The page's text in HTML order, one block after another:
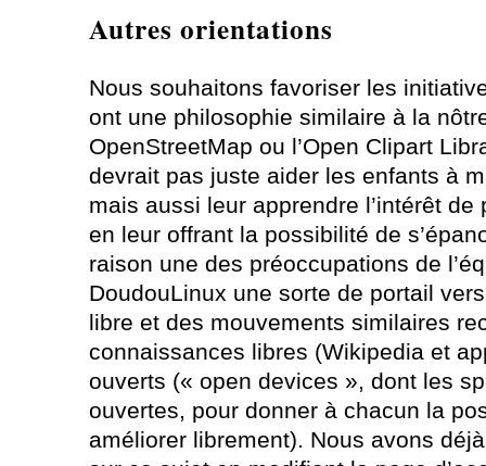
Autres orientations
Nous souhaitons favoriser les
ont une philosophie similaire à la
OpenStreetMap ou l’Open Clipart
devrait pas juste aider les enfants à
mais aussi leur apprendre l’intérêt
en leur offrant la possibilité de
raison une des préoccupations de
DoudouLinux une sorte de portail
libre et des mouvements similaires
connaissances libres (Wikipedia et
ouverts (« open devices », dont les
ouvertes, pour donner à chacun la
améliorer librement). Nous avons